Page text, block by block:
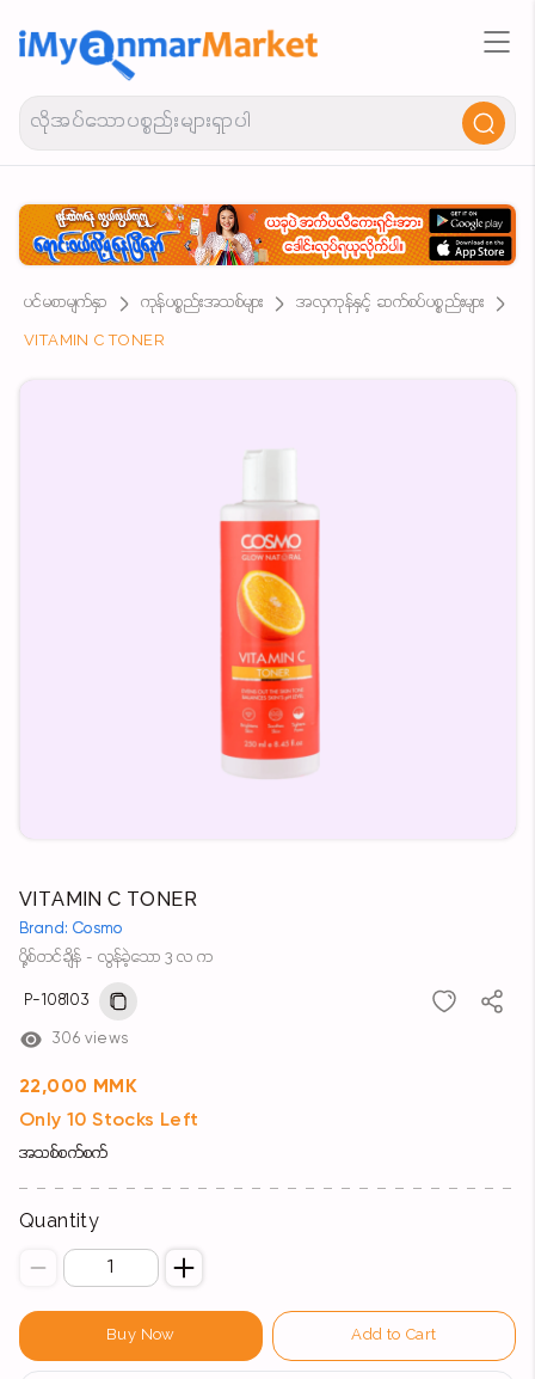
ပင်မစာမျက်နှာ ကုန်ပစ္စည်းအသစ်များ
အလှကုန်နှင့် ဆက်စပ်ပစ္စည်းများ
VITAMIN C TONER
VITAMIN C TONER
Brand: Cosmo
ပို့စ်တင်ချိန် - လွန်ခဲ့သော 3 လ က
P-108103
306 views
22,000 MMK
Only 10 Stocks Left
အသစ်စက်စက်
Quantity
Buy Now Add to Cart